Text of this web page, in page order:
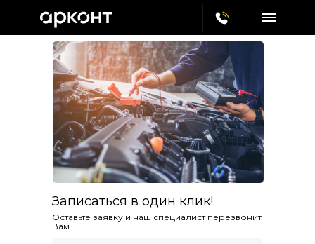
Записаться в один клик!
Оставьте заявку и наш специалист перезвонит
Вам.